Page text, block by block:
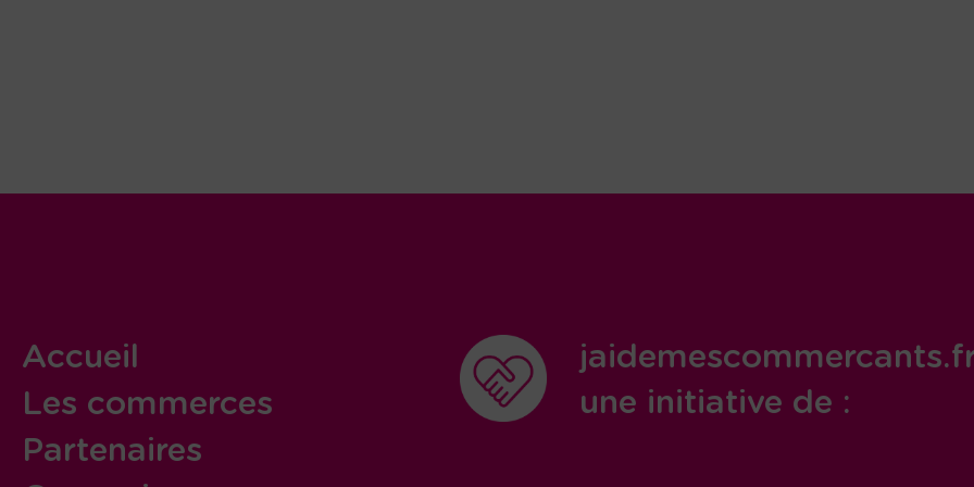
Accueil
Les commerces
Partenaires
une initiative de :